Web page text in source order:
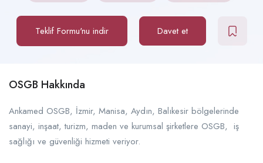
Teklif Formu'nu indir Davet et
OSGB Hakkında
Ankamed OSGB, İzmir, Manisa, Aydın, Balıkesir bölgelerinde
sanayi, inşaat, turizm, maden ve kurumsal şirketlere OSGB, iş
sağlığı ve güvenliği hizmeti veriyor.